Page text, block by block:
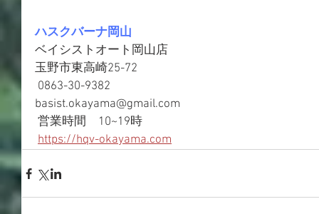
ハスクバーナ岡山
ベイシストオート岡山店
玉野市東高崎25-72
0863-30-9382
basist.okayama@gmail.com
営業時間　10~19時
https://hqv-okayama.com